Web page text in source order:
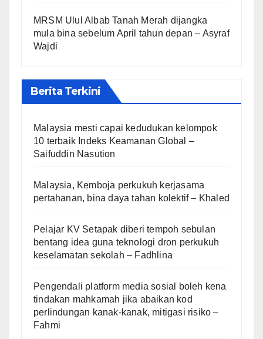
MRSM Ulul Albab Tanah Merah dijangka
mula bina sebelum April tahun depan – Asyraf
Wajdi
Berita Terkini
Malaysia mesti capai kedudukan kelompok
10 terbaik Indeks Keamanan Global –
Saifuddin Nasution
Malaysia, Kemboja perkukuh kerjasama
pertahanan, bina daya tahan kolektif – Khaled
Pelajar KV Setapak diberi tempoh sebulan
bentang idea guna teknologi dron perkukuh
keselamatan sekolah – Fadhlina
Pengendali platform media sosial boleh kena
tindakan mahkamah jika abaikan kod
perlindungan kanak-kanak, mitigasi risiko –
Fahmi